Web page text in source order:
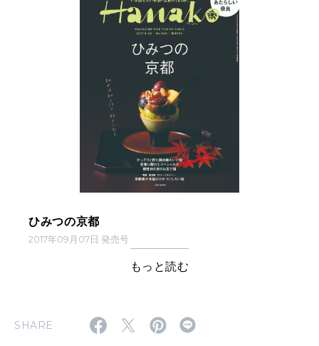
ひみつの京都
2017年09月07日 発売号
もっと読む
SHARE